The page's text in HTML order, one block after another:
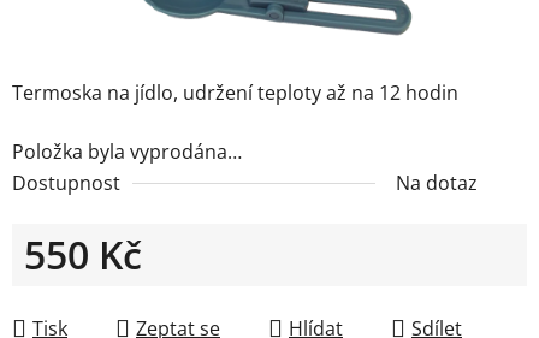
Termoska na jídlo, udržení teploty až na 12 hodin
Položka byla vyprodána…
Dostupnost
Na dotaz
550 Kč
Tisk
Zeptat se Hlídat Sdílet